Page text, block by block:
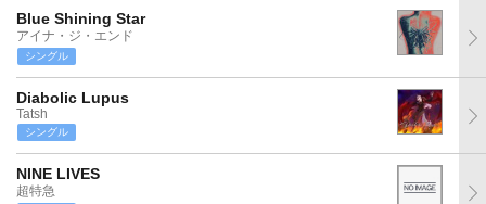
Blue Shining Star
アイナ・ジ・エンド
シングル
Diabolic Lupus
Tatsh
シングル
NINE LIVES
超特急